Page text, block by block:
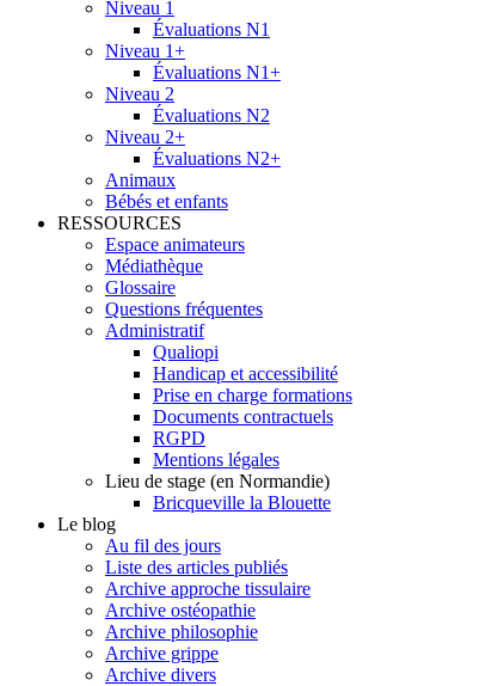
Niveau 1
Évaluations N1
Niveau 1+
Évaluations N1+
Niveau 2
Évaluations N2
Niveau 2+
Évaluations N2+
Animaux
Bébés et enfants
RESSOURCES
Espace animateurs
Médiathèque
Glossaire
Questions fréquentes
Administratif
Qualiopi
Handicap et accessibilité
Prise en charge formations
Documents contractuels
RGPD
Mentions légales
Lieu de stage (en Normandie)
Bricqueville la Blouette
Le blog
Au fil des jours
Liste des articles publiés
Archive approche tissulaire
Archive ostéopathie
Archive philosophie
Archive grippe
Archive divers